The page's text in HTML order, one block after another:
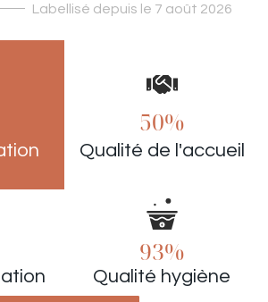
Labellisé depuis le 7 août 2026
INSTITUT DE BEAUTÉ
50%
Qualité de l'accueil
93%
Qualité hygiène